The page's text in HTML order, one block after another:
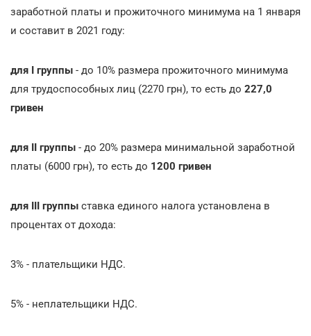
заработной платы и прожиточного минимума нa 1 января
и составит в 2021 году:
для I группы - до 10% размера прожиточного минимума
для трудоспособных лиц (2270 грн), то есть дo 227,0
гривен
для II группы - до 20% размера минимальной заработной
платы (6000 грн), то есть дo 1200 гривeн
для III группы ставка единого налога установлена в
процентах от дохода:
3% - плательщики НДС.
5% - неплательщики НДС.